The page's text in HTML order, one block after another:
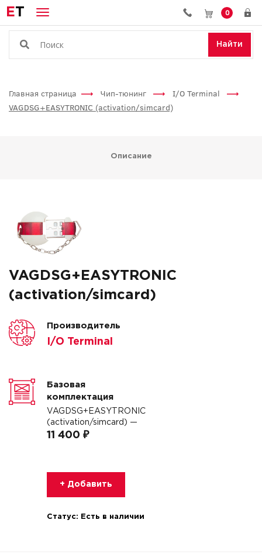
ET 0
Найти
Главная страница Чип-тюнинг
I/O Terminal
VAGDSG+EASYTRONIC (activation/simcard)
Описание
VAGDSG+EASYTRONIC
(activation/simcard)
Производитель
I/O Terminal
Базовая
комплектация
VAGDSG+EASYTRONIC
(activation/simcard) —
11 400 ₽
+ Добавить
Статус: Есть в наличии